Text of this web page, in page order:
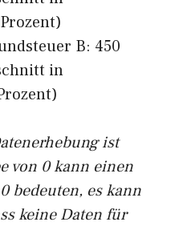
B: 450
in
ist
von 0 kann einen
bedeuten, es kann
keine Daten für